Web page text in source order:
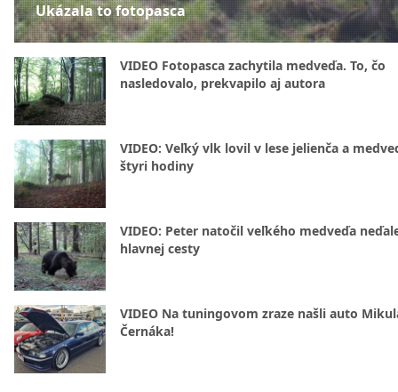
Ukázala to fotopasca
VIDEO Fotopasca zachytila medveďa. To, čo
nasledovalo, prekvapilo aj autora
VIDEO: Veľký vlk lovil v lese jelienča a
štyri hodiny
VIDEO: Peter natočil veľkého medveďa
hlavnej cesty
VIDEO Na tuningovom zraze našli auto
Černáka!